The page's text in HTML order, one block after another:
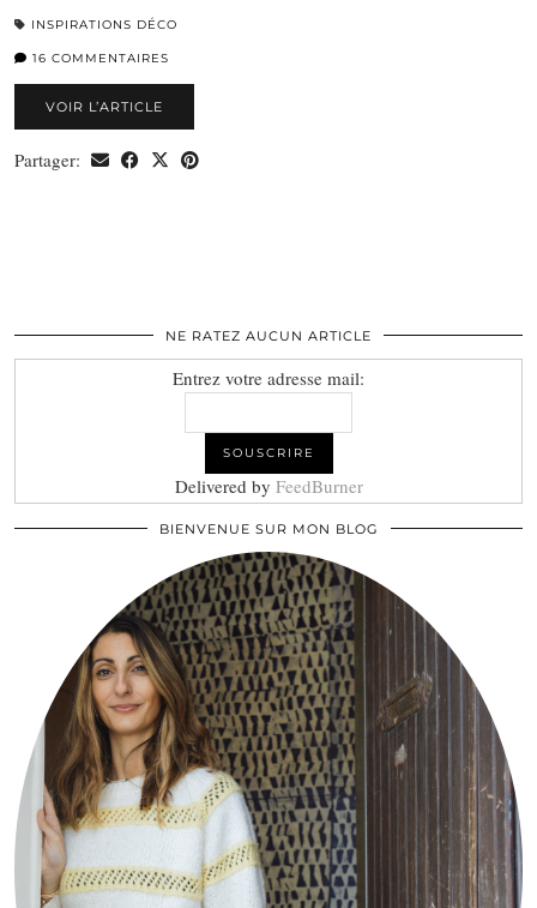
INSPIRATIONS DÉCO
16 COMMENTAIRES
VOIR L’ARTICLE
Partager:
NE RATEZ AUCUN ARTICLE
Entrez votre adresse mail:
Delivered by FeedBurner
BIENVENUE SUR MON BLOG